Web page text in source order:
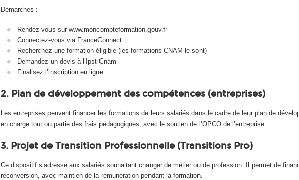
Démarches :
Rendez-vous sur www.moncompteformation.gouv.fr
Connectez-vous via FranceConnect
Recherchez une formation éligible (les formations CNAM le sont)
Demandez un devis à l’Ipst-Cnam
Finalisez l’inscription en ligne
2. Plan de développement des compétences (entreprises)
Les entreprises peuvent financer les formations de leurs salariés dans le cadre de leur plan de
en charge tout ou partie des frais pédagogiques, avec le soutien de l’OPCO de l’entreprise.​
3. Projet de Transition Professionnelle (Transitions Pro)
Ce dispositif s’adresse aux salariés souhaitant changer de métier ou de profession. Il permet de
reconversion, avec maintien de la rémunération pendant la formation.​